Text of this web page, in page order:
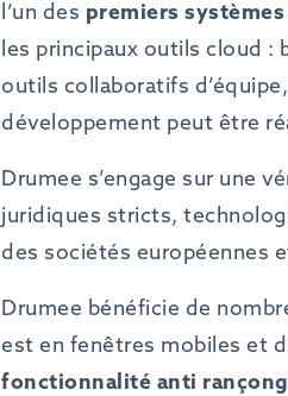
l’un des premiers systèmes
les principaux outils cloud :
outils collaboratifs
développement peut être
Drumee s’engage sur une
juridiques stricts,
des sociétés européennes
Drumee bénéficie de
est en fenêtres mobiles et
fonctionnalité anti